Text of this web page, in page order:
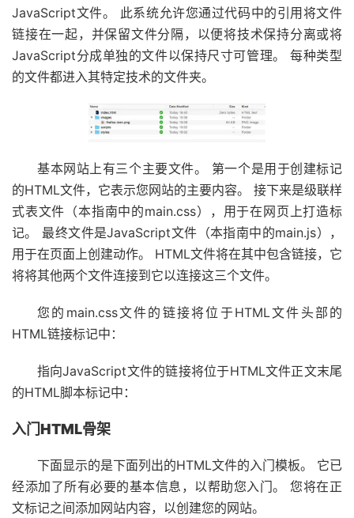
JavaScript文件。 此系统允许您通过代码中的引用将文件
链接在一起，并保留文件分隔，以便将技术保持分离或将
JavaScript分成单独的文件以保持尺寸可管理。 每种类型
的文件都进入其特定技术的文件夹。
基本网站上有三个主要文件。 第一个是用于创建标记
的HTML文件，它表示您网站的主要内容。 接下来是级联样
式表文件（本指南中的main.css），用于在网页上打造标
记。 最终文件是JavaScript文件（本指南中的main.js），
用于在页面上创建动作。 HTML文件将在其中包含链接，它
将将其他两个文件连接到它以连接这三个文件。
您的main.css文件的链接将位于HTML文件头部的
HTML链接标记中：
指向JavaScript文件的链接将位于HTML文件正文末尾
的HTML脚本标记中：
入门HTML骨架
下面显示的是下面列出的HTML文件的入门模板。 它已
经添加了所有必要的基本信息，以帮助您入门。 您将在正
文标记之间添加网站内容，以创建您的网站。